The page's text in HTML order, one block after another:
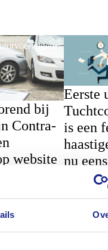
bij
Contra-
website
Eerste
is een
nu
Lees